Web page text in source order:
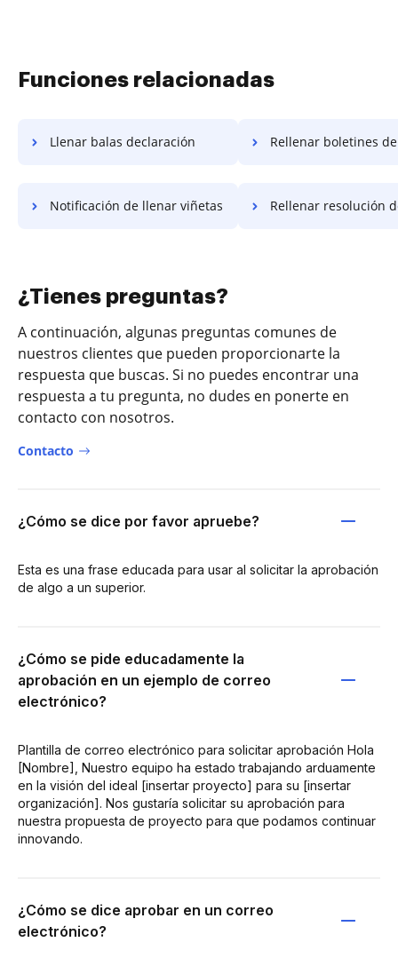
Funciones relacionadas
Llenar balas declaración Rellenar boletines
Notificación de llenar viñetas Rellenar resolución de
¿Tienes preguntas?
A continuación, algunas preguntas comunes de
nuestros clientes que pueden proporcionarte la
respuesta que buscas. Si no puedes encontrar una
respuesta a tu pregunta, no dudes en ponerte en
contacto con nosotros.
Contacto
¿Cómo se dice por favor apruebe?
Esta es una frase educada para usar al solicitar la aprobación
de algo a un superior.
¿Cómo se pide educadamente la
aprobación en un ejemplo de correo
electrónico?
Plantilla de correo electrónico para solicitar aprobación Hola
[Nombre], Nuestro equipo ha estado trabajando arduamente
en la visión del ideal [insertar proyecto] para su [insertar
organización]. Nos gustaría solicitar su aprobación para
nuestra propuesta de proyecto para que podamos continuar
innovando.
¿Cómo se dice aprobar en un correo
electrónico?